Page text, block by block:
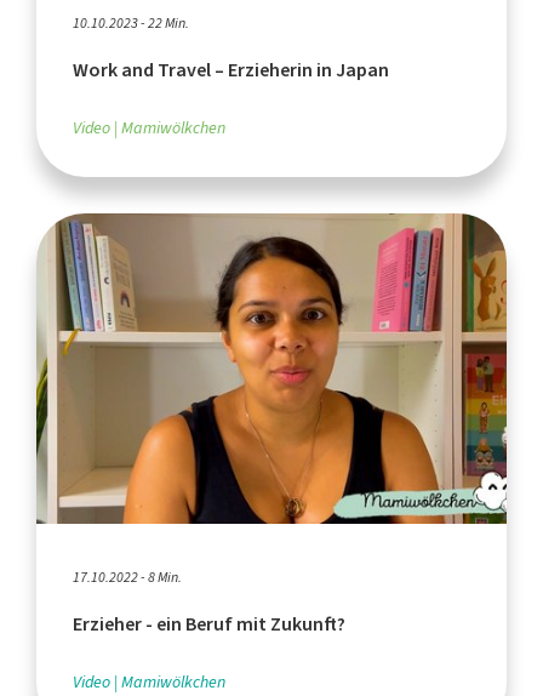
10.10.2023 - 22 Min.
Work and Travel – Erzieherin in Japan
Video Mamiwölkchen
17.10.2022 - 8 Min.
Erzieher - ein Beruf mit Zukunft?
Video Mamiwölkchen